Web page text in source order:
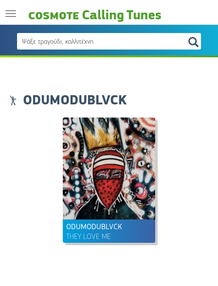
ODUMODUBLVCK
ODUMODUBLVCK
THEY LOVE ME